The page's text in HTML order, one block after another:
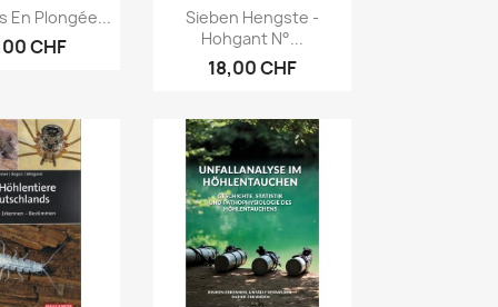
rapide
En Plongée...
CHF
Aperçu rapide
Sieben Hengste -
Hohgant N°...
18,00 CHF